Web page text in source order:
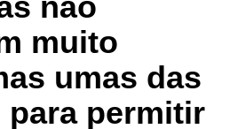
muito
umas das
para permitir